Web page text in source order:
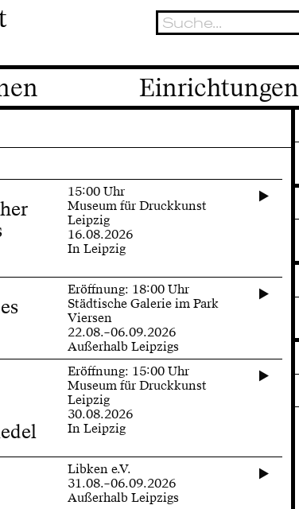
Einrichtungen
15:00 Uhr
Museum für Druckkunst
Leipzig
16.08.2026
In Leipzig
Eröffnung: 18:00 Uhr
Städtische Galerie im Park
Viersen
22.08.–06.09.2026
Außerhalb Leipzigs
Eröffnung: 15:00 Uhr
Museum für Druckkunst
Leipzig
30.08.2026
In Leipzig
Libken e.V.
31.08.–06.09.2026
Außerhalb Leipzigs